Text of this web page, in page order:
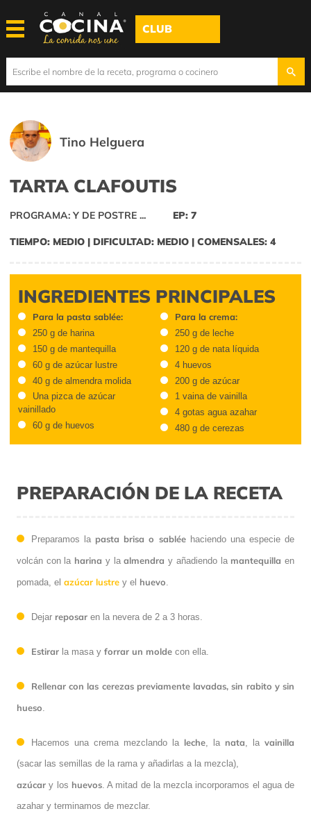
CLUB
Tino Helguera
TARTA CLAFOUTIS
PROGRAMA: Y DE POSTRE ... EP: 7
TIEMPO: MEDIO | DIFICULTAD: MEDIO | COMENSALES: 4
INGREDIENTES PRINCIPALES
Para la pasta sablée:
250 g de harina
150 g de mantequilla
60 g de azúcar lustre
40 g de almendra molida
Una pizca de azúcar
vainillado
60 g de huevos
Para la crema:
250 g de leche
120 g de nata líquida
4 huevos
200 g de azúcar
1 vaina de vainilla
4 gotas agua azahar
480 g de cerezas
PREPARACIÓN DE LA RECETA
Preparamos la pasta brisa o sabléehaciendo una especie de
volcán con la harina y laalmendray añadiendo la mantequilla en
pomada, el azúcar lustre y el huevo
Dejar reposar en la nevera de 2 a 3 horas.
Estirar la masa y forrar un molde con ella.
Rellenar con las cerezas previamente lavadas, sin rabito y sin
hueso
Hacemos una crema mezclando la leche , la nata , la vainilla
(sacar las semillas de la rama y añadirlas a la mezcla),
azúcary los huevos. A mitad de la mezcla incorporamos el agua de
azahar y terminamos de mezclar.